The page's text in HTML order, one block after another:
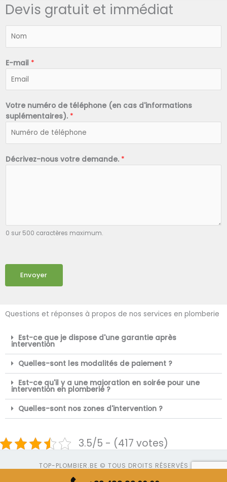
Devis gratuit et immédiat
*
E-mail *
Votre numéro de téléphone (en cas d'informations
suplémentaires). *
Décrivez-nous votre demande. *
0 sur 500 caractères maximum.
Envoyer
Questions et réponses à propos de nos services en plomberie
Est-ce que je dispose d'une garantie après
intervention
Quelles-sont les modalités de paiement ?
Est-ce qu'il y a une majoration en soirée pour une
intervention en plomberie ?
Quelles-sont nos zones d'intervention ?
3.5/5 - (417 votes)
TOP-PLOMBIER.BE © TOUS DROITS RÉSERVÉS